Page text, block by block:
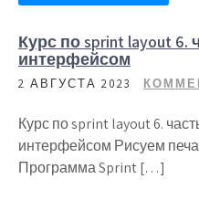
Курс по sprint layout 6.
интерфейсом
2 АВГУСТА 2023
Курс по sprint layout 6.
интерфейсом Рисуем
Программа Sprint […]